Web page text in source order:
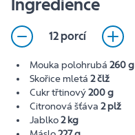
Ingredience
12 porcí
Mouka polohrubá 260 g
Skořice mletá 2 člž
Cukr třtinový200 g
Citronová šťáva 2 plž
Jablko2 kg